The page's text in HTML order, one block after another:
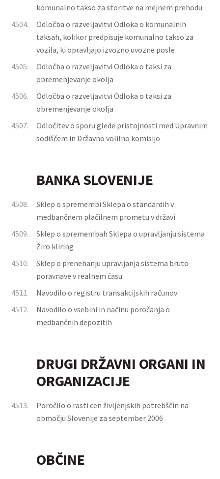
komunalno takso za storitve na mejnem prehodu
4504.
Odločba o razveljavitvi Odloka o komunalnih
taksah, kolikor predpisuje komunalno takso za
vozila, ki opravljajo izvozno uvozne posle
4505.
Odločba o razveljavitvi Odloka o taksi za
obremenjevanje okolja
4506.
Odločba o razveljavitvi Odloka o taksi za
obremenjevanje okolja
4507.
Odločitev o sporu glede pristojnosti med Upravnim
sodiščem in Državno volilno komisijo
BANKA SLOVENIJE
4508.
Sklep o spremembi Sklepa o standardih v
medbančnem plačilnem prometu v državi
4509.
Sklep o spremembah Sklepa o upravljanju sistema
Žiro kliring
4510.
Sklep o prenehanju upravljanja sistema bruto
poravnave v realnem času
4511.
Navodilo o registru transakcijskih računov
4512.
Navodilo o vsebini in načinu poročanja o
medbančnih depozitih
DRUGI DRŽAVNI ORGANI IN
ORGANIZACIJE
4513.
Poročilo o rasti cen življenjskih potrebščin na
območju Slovenije za september 2006
OBČINE